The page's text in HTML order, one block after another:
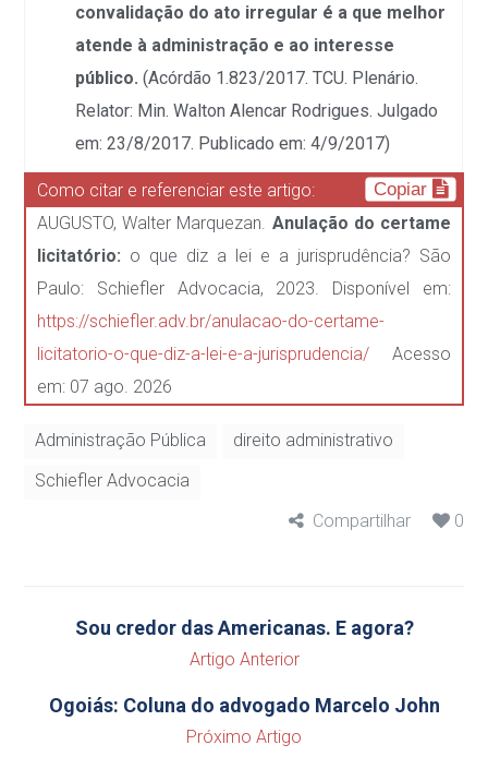
convalidação do ato irregular é a que melhor
atende à administração e ao interesse
público.(Acórdão 1.823/2017. TCU. Plenário.
Relator: Min. Walton Alencar Rodrigues. Julgado
em: 23/8/2017. Publicado em: 4/9/2017)
Como citar e referenciar este artigo: Copiar
AUGUSTO, Walter Marquezan. Anulação do certame
licitatório: o que diz a lei e a jurisprudência? São
Paulo: Schiefler Advocacia, 2023. Disponível em:
https://schiefler.adv.br/anulacao-do-certame-
licitatorio-o-que-diz-a-lei-e-a-jurisprudencia/ Acesso
em: 07 ago. 2026
Administração Pública
direito administrativo
Schiefler Advocacia
Compartilhar
0
Sou credor das Americanas. E agora?
Artigo Anterior
Ogoiás: Coluna do advogado Marcelo John
Próximo Artigo